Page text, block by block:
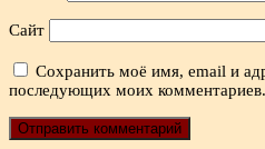
Сайт
Сохранить моё имя, email и
последующих моих комментариев.